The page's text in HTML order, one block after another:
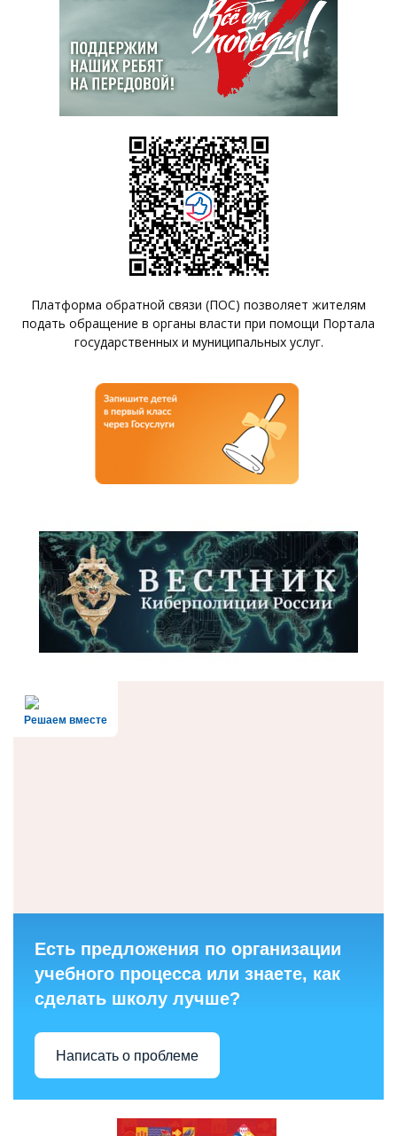
Платформа обратной связи (ПОС) позволяет жителям
подать обращение в органы власти при помощи Портала
государственных и муниципальных услуг.
Решаем вместе
Есть предложения по организации
учебного процесса или знаете, как
сделать школу лучше?
Написать о проблеме